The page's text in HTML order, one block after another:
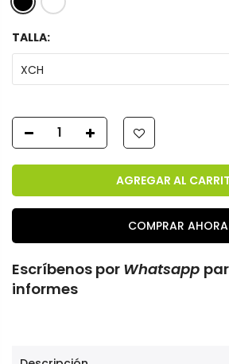
TALLA:
XCH
AGREGAR AL
COMPRAR AHORA
Escríbenos por Whatsapp
informes